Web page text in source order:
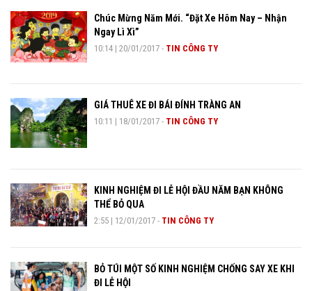
Chúc Mừng Năm Mới. “Đặt Xe Hôm Nay – Nhận
Ngay Lì Xì”
10:14 | 20/01/2017 - TIN CÔNG TY
GIÁ THUÊ XE ĐI BÁI ĐÍNH TRÀNG AN
10:11 | 18/01/2017 - TIN CÔNG TY
KINH NGHIỆM ĐI LỄ HỘI ĐẦU NĂM BẠN KHÔNG
THỂ BỎ QUA
2:55 | 12/01/2017 - TIN CÔNG TY
BỎ TÚI MỘT SỐ KINH NGHIỆM CHỐNG SAY XE KHI
ĐI LỄ HỘI